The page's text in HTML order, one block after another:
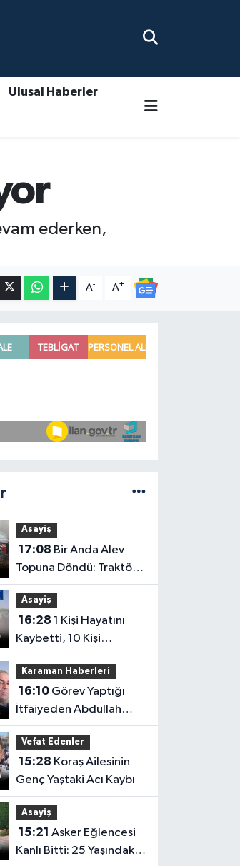
Ulusal Haberler
ederken,
A- A+
Asayiş
17:08
Topuna Döndü: Traktör
Küle Döndü
Asayiş
16:28
Kaybetti, 10 Kişi
Yaralandı! Tırın Dehşet
Saçtığı Anlar Ortaya
Çıktı
Karaman Haberleri
16:10Görev Yaptığı
İtfaiyeden Abdullah
Dönmez'e Duygusal
Veda
Vefat Edenler
15:28
Genç Yaştaki Acı Kaybı
Asayiş
15:21
Kanlı Bitti: 25 Yaşındaki